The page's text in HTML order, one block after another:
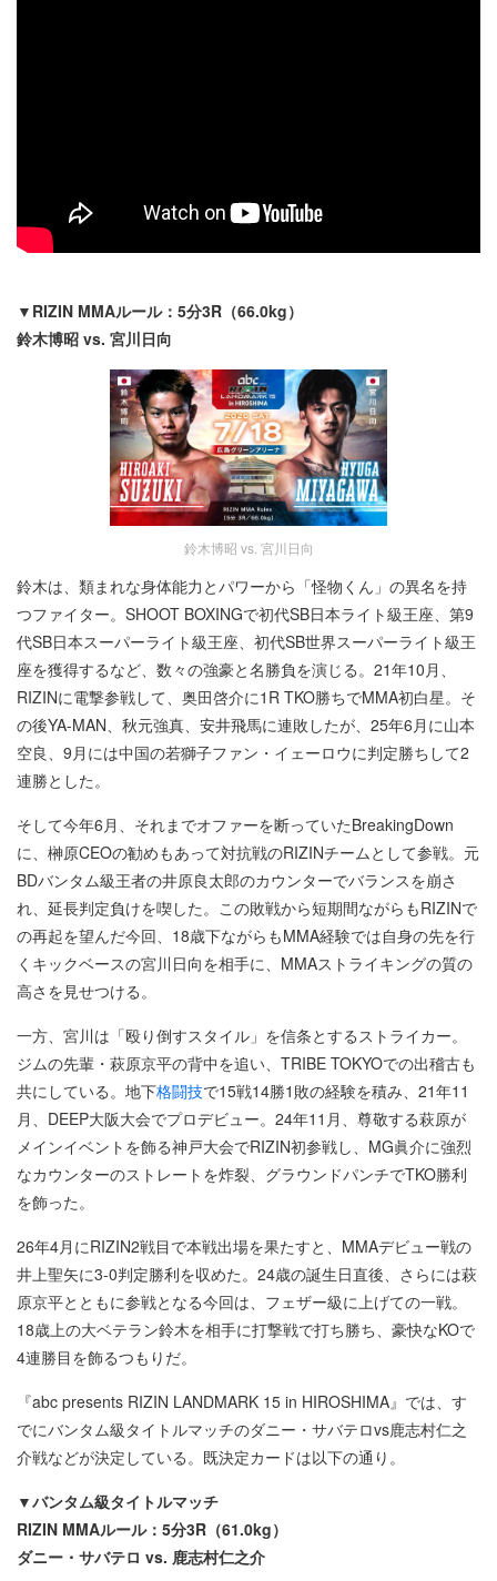
▼RIZIN MMAルール：5分3R（66.0kg）
鈴木博昭 vs. 宮川日向
鈴木博昭 vs. 宮川日向
鈴木は、類まれな身体能力とパワーから「怪物くん」の異名を持
つファイター。SHOOT BOXINGで初代SB日本ライト級王座、第9
代SB日本スーパーライト級王座、初代SB世界スーパーライト級王
座を獲得するなど、数々の強豪と名勝負を演じる。21年10月、
RIZINに電撃参戦して、奥田啓介に1R TKO勝ちでMMA初白星。そ
の後YA-MAN、秋元強真、安井飛馬に連敗したが、25年6月に山本
空良、9月には中国の若獅子ファン・イェーロウに判定勝ちして2
連勝とした。
そして今年6月、それまでオファーを断っていたBreakingDown
に、榊原CEOの勧めもあって対抗戦のRIZINチームとして参戦。元
BDバンタム級王者の井原良太郎のカウンターでバランスを崩さ
れ、延長判定負けを喫した。この敗戦から短期間ながらもRIZINで
の再起を望んだ今回、18歳下ながらもMMA経験では自身の先を行
くキックベースの宮川日向を相手に、MMAストライキングの質の
高さを見せつける。
一方、宮川は「殴り倒すスタイル」を信条とするストライカー。
ジムの先輩・萩原京平の背中を追い、TRIBE TOKYOでの出稽古も
共にしている。地下格闘技で15戦14勝1敗の経験を積み、21年11
月、DEEP大阪大会でプロデビュー。24年11月、尊敬する萩原が
メインイベントを飾る神戸大会でRIZIN初参戦し、MG眞介に強烈
なカウンターのストレートを炸裂、グラウンドパンチでTKO勝利
を飾った。
26年4月にRIZIN2戦目で本戦出場を果たすと、MMAデビュー戦の
井上聖矢に3-0判定勝利を収めた。24歳の誕生日直後、さらには萩
原京平とともに参戦となる今回は、フェザー級に上げての一戦。
18歳上の大ベテラン鈴木を相手に打撃戦で打ち勝ち、豪快なKOで
4連勝目を飾るつもりだ。
『abc presents RIZIN LANDMARK 15 in HIROSHIMA』では、す
でにバンタム級タイトルマッチのダニー・サバテロvs鹿志村仁之
介戦などが決定している。既決定カードは以下の通り。
▼バンタム級タイトルマッチ
RIZIN MMAルール：5分3R（61.0kg）
ダニー・サバテロ vs. 鹿志村仁之介